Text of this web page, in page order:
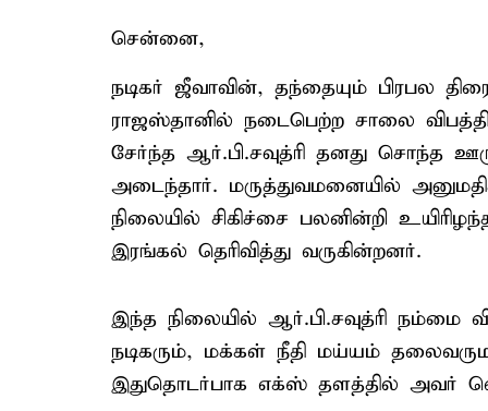
சென்னை,
நடிகர் ஜீவாவின், தந்தையும் பிரபல
ராஜஸ்தானில் நடைபெற்ற சாலை
சேர்ந்த ஆர்.பி.சவுத்ரி தனது சொந்த
அடைந்தார். மருத்துவமனையில்
நிலையில் சிகிச்சை பலனின்றி
இரங்கல் தெரிவித்து வருகின்றனர்.
இந்த நிலையில் ஆர்.பி.சவுத்ரி நம்மை
நடிகரும், மக்கள் நீதி மய்யம்
இதுதொடர்பாக எக்ஸ் தளத்தில் அவர்